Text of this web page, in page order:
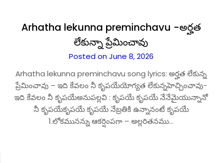
Arhatha lekunna preminchavu -అర్హత
లేకున్నా ప్రేమించావు
Posted on June 8, 2026
Arhatha lekunna preminchavu song lyrics: అర్హత లేకున్న
ప్రేమించావు – ఇది కేవలం నీ కృపయేయోగ్యత లేకున్నహెచ్చించావు-
ఇది కేవలం నీ కృపయేఅనుపల్లవి : కృపయే కృపయే నేనేమైయున్నానో
నీ కృపయేకృపయే కృపయే నేబ్రతికి ఉన్నానంటే కృపయే
1.లోకమునన్ను ఆకర్షింపగా – అల్లరితనము…